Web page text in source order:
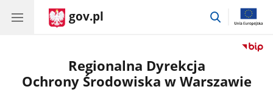
gov.pl
przejdź
Regionalna Dyrekcja
Ochrony Środowiska w Warszawie